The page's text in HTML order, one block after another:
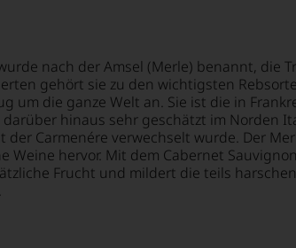
nach der Amsel (Merle) benannt, die
gehört sie zu den wichtigsten
um die ganze Welt an. Sie ist die in
hinaus sehr geschätzt im Norden
der Carmenére verwechselt wurde. Der
Weine hervor. Mit dem Cabernet
Frucht und mildert die teils